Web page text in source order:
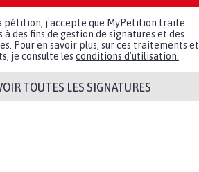
pétition, j'accepte que MyPetition traite
à des fins de gestion de signatures et des
Pour en savoir plus, sur ces traitements et
je consulte les conditions d'utilisation.
TOUTES LES SIGNATURES